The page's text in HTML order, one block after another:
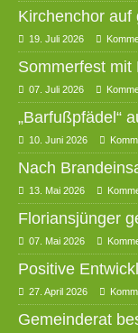
Kirchenchor auf
19. Juli 2026
Sommerfest mit
07. Juli 2026
„Barfußpfädel“
10. Juni 2026
Nach
13. Mai 2026
Floriansjünger
07. Mai 2026
Positive
27. April 2026
Gemeinderat